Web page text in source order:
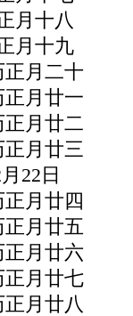
月十八
月十九
正月二十
正月廿一
正月廿二
正月廿三
22日
月廿四
正月廿五
正月廿六
正月廿七
月廿八